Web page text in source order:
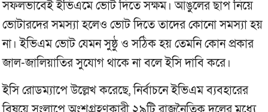
সফলভাবেই ইভিএমে ভোট দিতে সক্ষম। আঙুলের ছাপ নিয়ে
ভোটারদের সমস্যা হলেও ভোট দিতে তাদের কোনো সমস্যা হয়
না। ইভিএম ভোট যেমন সুষ্ঠু ও সঠিক হয় তেমনি কোন প্রকার
জাল-জালিয়াতির সুযোগ থাকে না বলে ইসি দাবি করে।
ইসি রোডম্যাপে উল্লেখ করেছে, নির্বাচনে ইভিএম ব্যবহারের